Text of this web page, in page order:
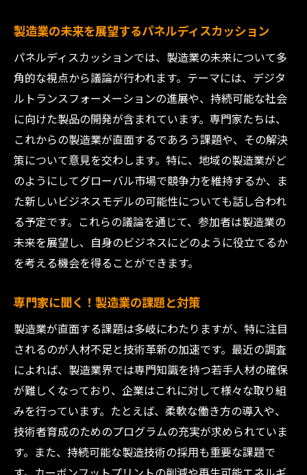
製造業の未来を展望するパネルディスカッション
パネルディスカッションでは、製造業の未来について多
角的な視点から議論が行われます。テーマには、デジタ
ルトランスフォーメーションの進展や、持続可能な社会
に向けた製品の開発が含まれています。専門家たちは、
これからの製造業が直面するであろう課題や、その解決
策について意見を交わします。特に、地域の製造業がど
のようにしてグローバル市場で競争力を維持するか、ま
た新しいビジネスモデルの可能性についても話し合われ
る予定です。これらの議論を通じて、参加者は製造業の
未来を展望し、自身のビジネスにどのように役立てるか
を考える機会を得ることができます。
専門家に聞く！製造業の課題と対策
製造業が直面する課題は多岐にわたりますが、特に注目
されるのが人材不足と技術革新の加速です。最近の調査
によれば、製造業界では専門知識を持つ若手人材の確保
が難しくなっており、企業はこれに対して様々な取り組
みを行っています。たとえば、柔軟な働き方の導入や、
技術者育成のためのプログラムの充実が求められていま
す。また、持続可能な製造技術の採用も重要な課題で